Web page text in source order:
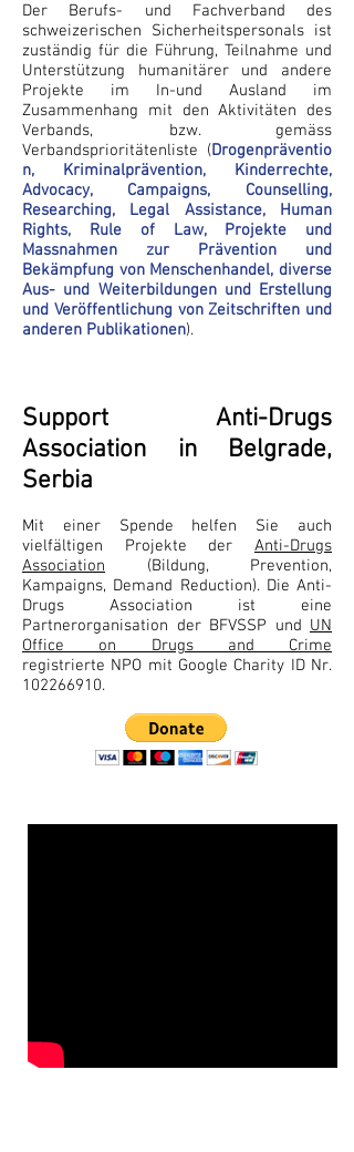
Der Berufs- und Fachverband des
schweizerischen Sicherheitspersonals ist
zuständig für die Führung, Teilnahme und
Unterstützung humanitärer und andere
Projekte im In-und Ausland im
Zusammenhang mit den Aktivitäten des
Verbands, bzw. gemäss
Verbandsprioritätenliste (Drogenpräventio
n, Kriminalprävention, Kinderrechte,
Advocacy, Campaigns, Counselling,
Researching, Legal Assistance, Human
Rights, Rule of Law, Projekte und
Massnahmen zur Prävention und
Bekämpfung von Menschenhandel, diverse
Aus- und Weiterbildungen und Erstellung
und Veröffentlichung von Zeitschriften und
anderen Publikationen).
Support Anti-Drugs
Association in Belgrade,
Serbia
Mit einer Spende helfen Sie auch
vielfältigen Projekte der Anti-Drugs
Association (Bildung, Prevention,
Kampaigns, Demand Reduction). Die Anti-
Drugs Association ist eine
Partnerorganisation der BFVSSP und UN
Office on Drugs and Crime
registrierte NPO mit Google Charity ID Nr.
102266910.